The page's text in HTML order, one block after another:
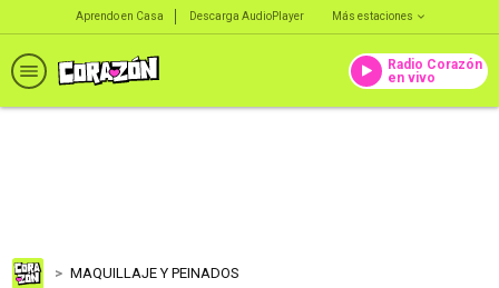
Aprendo en Casa Descarga AudioPlayer Más estaciones
Radio Corazón
en vivo
MAQUILLAJE Y PEINADOS